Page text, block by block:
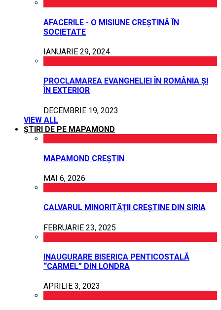
AFACERILE - O MISIUNE CREȘTINĂ ÎN
SOCIETATE
IANUARIE 29, 2024
PROCLAMAREA EVANGHELIEI ÎN ROMÂNIA ȘI
ÎN EXTERIOR
DECEMBRIE 19, 2023
VIEW ALL
ȘTIRI DE PE MAPAMOND
MAPAMOND CREȘTIN
MAI 6, 2026
CALVARUL MINORITĂȚII CREȘTINE DIN SIRIA
FEBRUARIE 23, 2025
INAUGURARE BISERICA PENTICOSTALĂ
“CARMEL” DIN LONDRA
APRILIE 3, 2023